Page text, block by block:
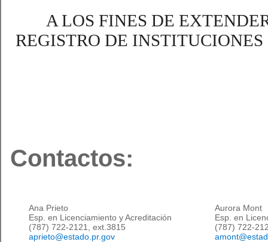
A LOS FINES DE
REGISTRO DE
​Contactos:
Ana Prieto
Esp. en Licenciamiento y Acreditación
(787) 722-2121, ext.3815
aprieto@estado.pr.gov​
Aurora Mont
Esp. en
(787) 722-